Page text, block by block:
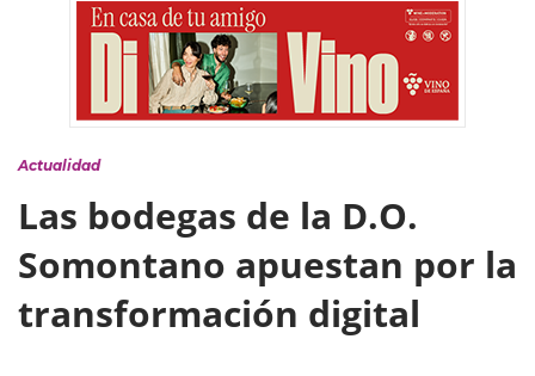
Actualidad
Las bodegas de la D.O.
Somontano apuestan por la
transformación digital